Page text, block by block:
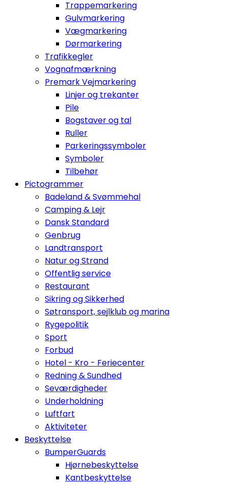
Trappemarkering
Gulvmarkering
Vægmarkering
Dørmarkering
Trafikkegler
Vognafmærkning
Premark Vejmarkering
Linjer og trekanter
Pile
Bogstaver og tal
Ruller
Parkeringssymboler
Symboler
Tilbehør
Pictogrammer
Badeland & Svømmehal
Camping & Lejr
Dansk Standard
Genbrug
Landtransport
Natur og Strand
Offentlig service
Restaurant
Sikring og Sikkerhed
Søtransport, sejlklub og marina
Rygepolitik
Sport
Forbud
Hotel - Kro - Feriecenter
Redning & Sundhed
Seværdigheder
Underholdning
Luftfart
Aktiviteter
Beskyttelse
BumperGuards
Hjørnebeskyttelse
Kantbeskyttelse